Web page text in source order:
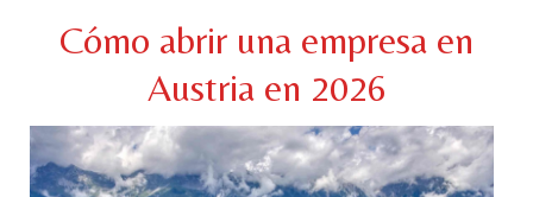
Cómo abrir una empresa en
Austria en 2026